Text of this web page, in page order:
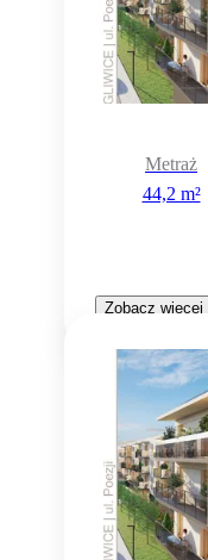
Metraż
44,2 m²
Zobacz więcej